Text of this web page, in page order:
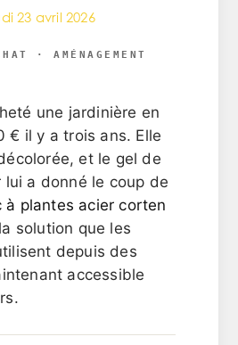
23 avril 2026
· AMÉNAGEMENT
une jardinière en
€ il y a trois ans. Elle
et le gel de
lui a donné le coup de
à plantes acier corten
solution que les
depuis des
accessible